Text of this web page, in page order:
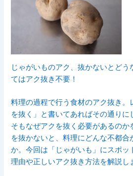
じゃがいものアク、抜かないとどう
てはアク抜き不要！
料理の過程で行う食材のアク抜き。
を抜く」と書いてあればその通りに
そもなぜアクを抜く必要があるのか
を抜かないと、料理にどんな不都合
か。今回は「じゃがいも」にスポッ
理由や正しいアク抜き方法を解説し